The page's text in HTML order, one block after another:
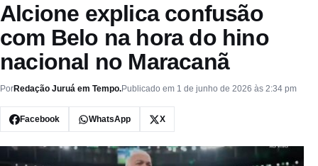
Alcione explica confusão
com Belo na hora do hino
nacional no Maracanã
PorRedação Juruá em Tempo.Publicado em 1 de junho de 2026 às 2:34 pm
Facebook WhatsApp X